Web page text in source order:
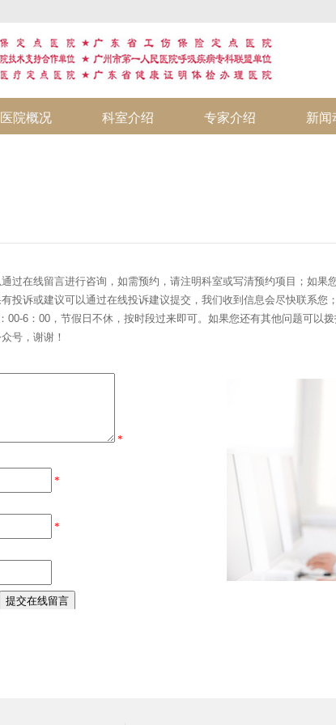
医院概况 科室介绍 专家介绍 新闻
过在线留言进行咨询，如需预约，请注明科室或写清预约项目；如果
投诉或建议可以通过在线投诉建议提交，我们收到信息会尽快联系您
00-6：00，节假日不休，按时段过来即可。如果您还有其他问题可以
号，谢谢！